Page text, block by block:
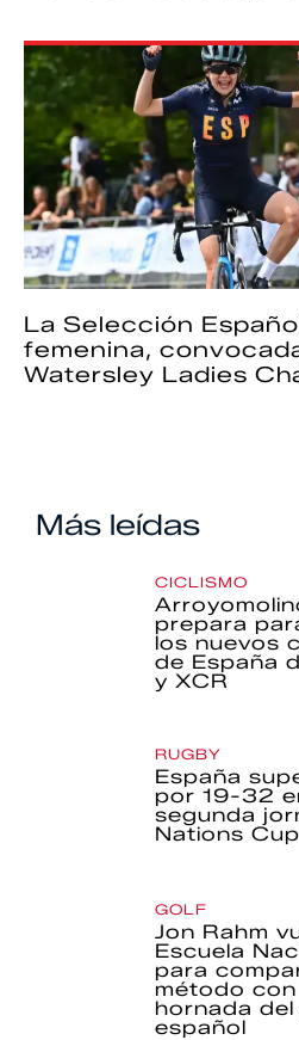
La Selección
femenina,
Watersley Ladies
Más leídas
CICLISMO
prepara
los nuevos
de España
y XCR
RUGBY
España
por 19-32
segunda
Nations Cup
GOLF
Jon Rahm
Escuela
para
método con
hornada
español